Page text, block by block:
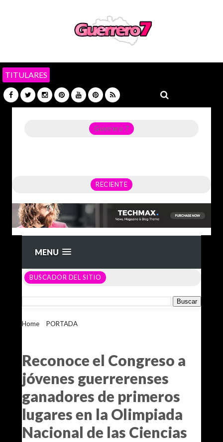
TITULARES
Guerrero 7
RECIENTE
MENU
BUSCADOR DEL SITIO
Home PORTADA
Reconoce el Congreso a
jóvenes guerrerenses
ganadores de primeros
lugares en la Olimpiada
Nacional de las Ciencias